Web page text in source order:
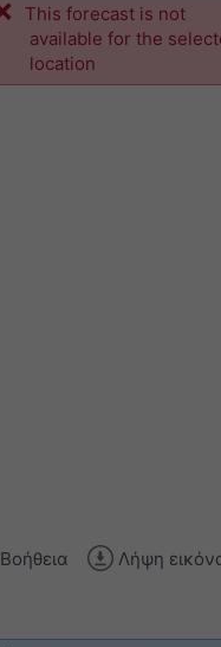
This forecast is not
available for the
location
Βοήθεια Λήψη